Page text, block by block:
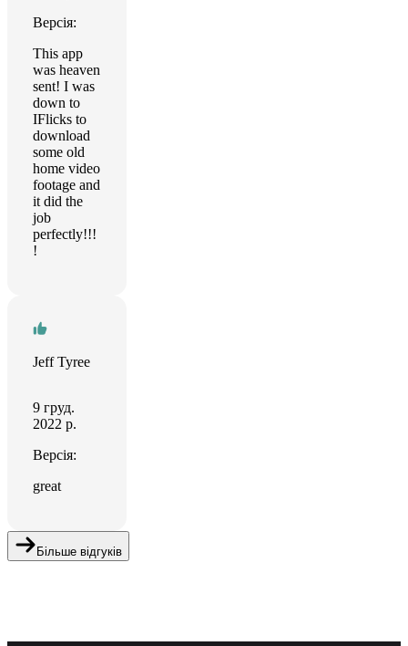
Версія:
This app
was heaven
sent! I was
down to
IFlicks to
download
some old
home video
footage and
it did the
job
perfectly!!!
!
Jeff Tyree
9 груд.
2022 р.
Версія:
great
Більше відгуків